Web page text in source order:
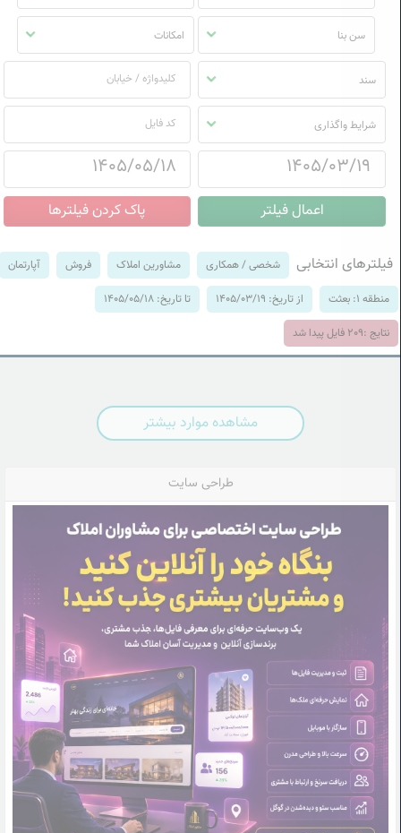
سن بنا امکانات
سند
شرایط واگذاری
فیلترهای انتخابی شخصی / همکاری مشاورین املاک فروش آپارتمان
منطقه 1: بعثت از تاریخ: 1405/03/19 تا تاریخ: 1405/05/18
نتایج :209 فایل پیدا شد
مشاهده موارد بیشتر
طراحی سایت